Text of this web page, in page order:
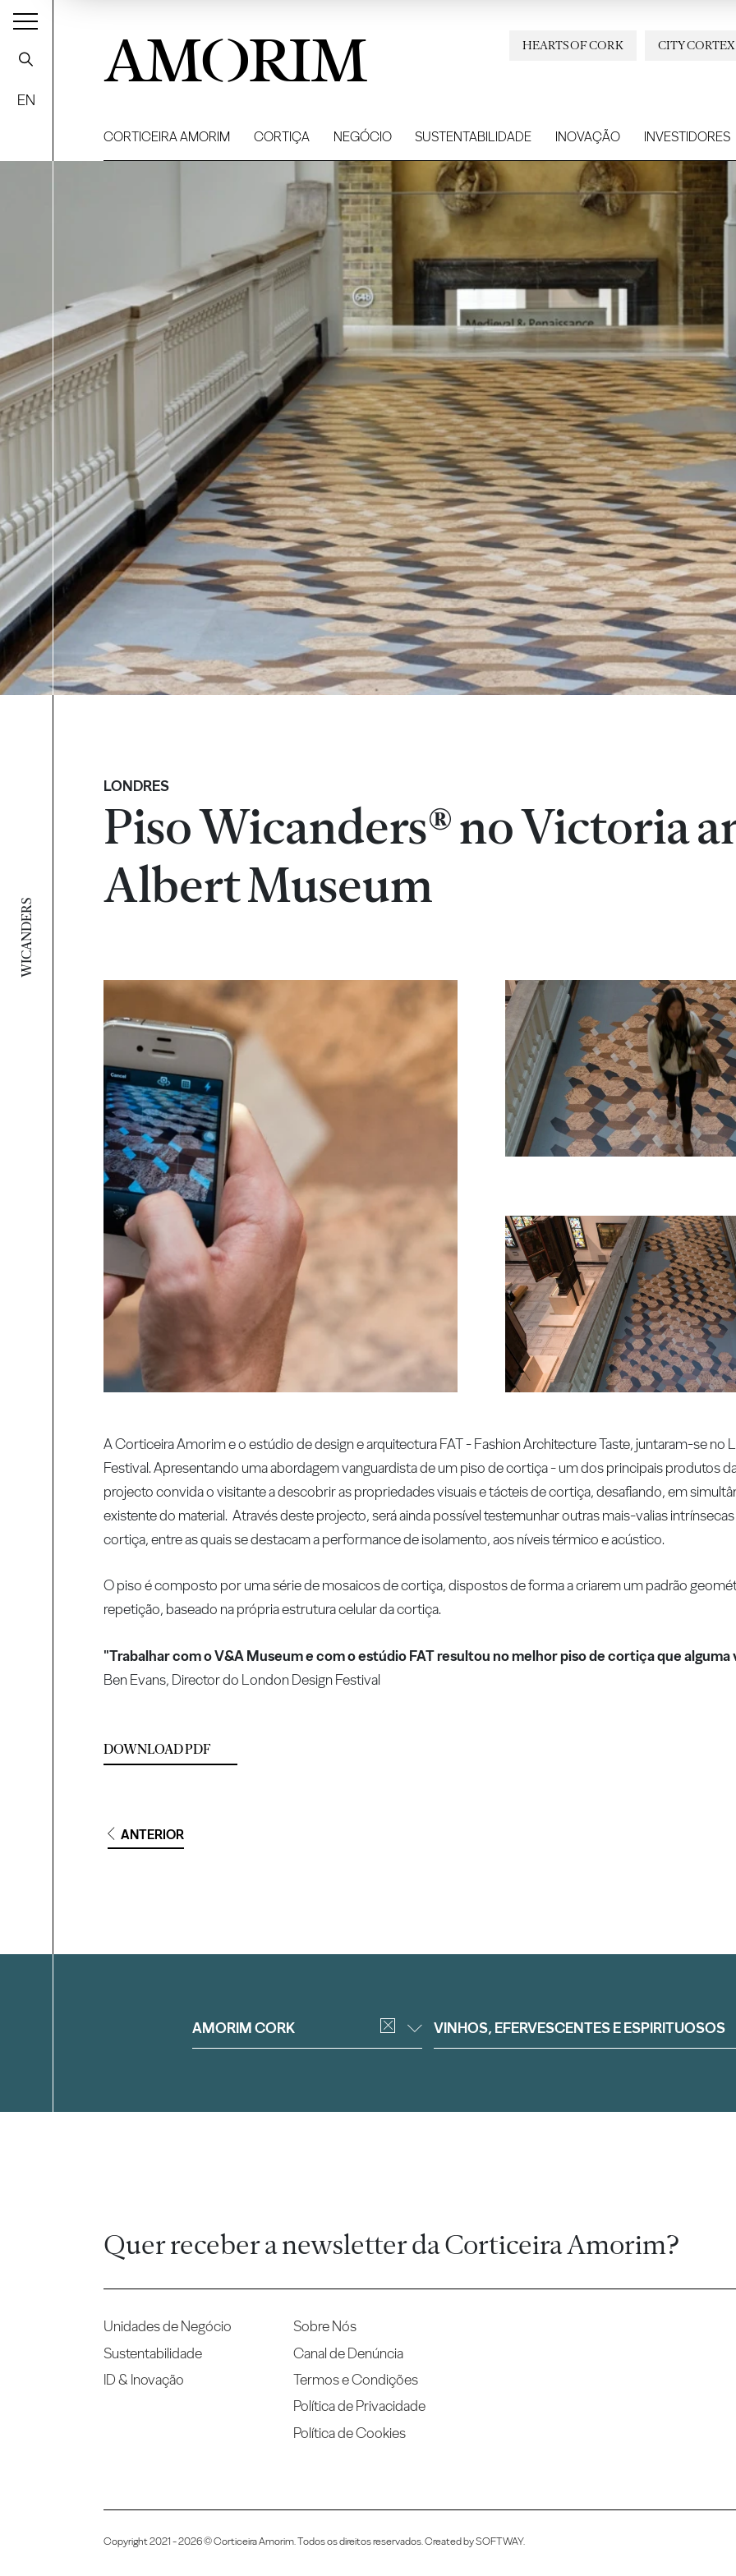
WICANDERS
EN
AMORIM CITY CORTEX
HEARTS OF CORK
CORTICEIRA AMORIM CORTIÇA NEGÓCIO SUSTENTABILIDADE INOVAÇÃO INVESTIDORES
LONDRES
Piso Wicanders® no Victoria
Albert Museum
A Corticeira Amorim e o estúdio de design e arquitectura FAT - Fashion Architecture Taste, juntaram-se no
Festival. Apresentando uma abordagem vanguardista de um piso de cortiça - um dos principais produtos
projecto convida o visitante a descobrir as propriedades visuais e tácteis de cortiça, desafiando, em
existente do material. Através deste projecto, será ainda possível testemunhar outras mais-valias
cortiça, entre as quais se destacam a performance de isolamento, aos níveis térmico e acústico.
O piso é composto por uma série de mosaicos de cortiça, dispostos de forma a criarem um padrão
repetição, baseado na própria estrutura celular da cortiça.
"Trabalhar com o V&A Museum e com o estúdio FAT resultou no melhor piso de cortiça que alguma
Ben Evans, Director do London Design Festival
DOWNLOAD PDF
ANTERIOR
FiltrarAMORIM CORK VINHOS, EFERVESCENTES E ESPIRITUOSOS
Quer receber a newsletter da Corticeira Amorim?
Unidades de Negócio
Sustentabilidade
ID & Inovação
Sobre Nós
Canal de Denúncia
Termos e Condições
Política de Privacidade
Política de Cookies
Copyright 2021 - 2026 © Corticeira Amorim. Todos os direitos reservados. Created bySOFTWAY.